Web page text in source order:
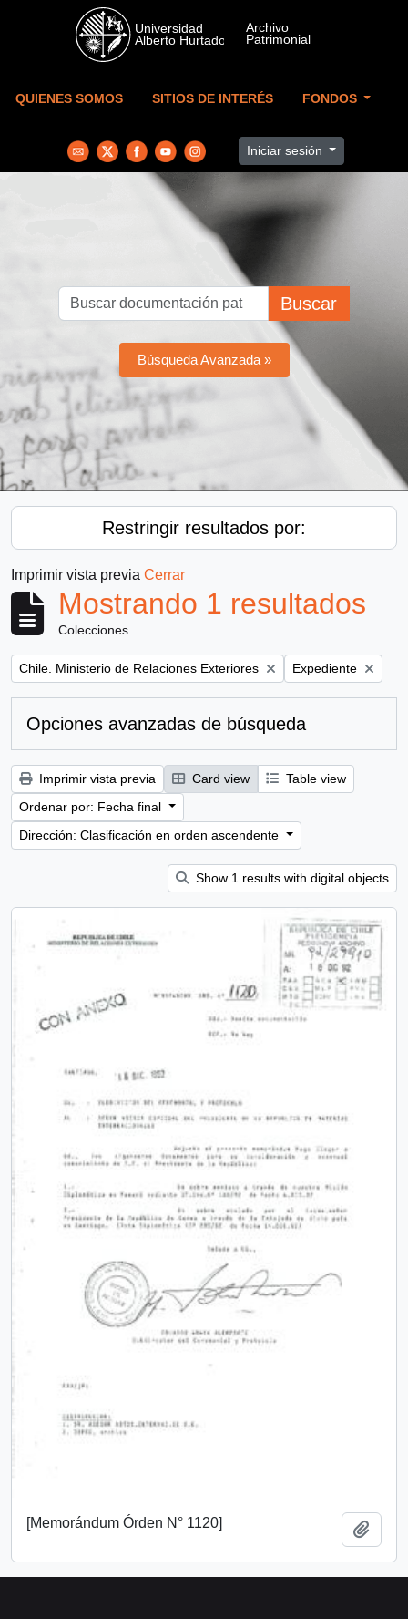
Skip to main content
QUIENES SOMOS SITIOS DE INTERÉS FONDOS
Iniciar sesión
Buscar
Búsqueda Avanzada »
Restringir resultados por:
Imprimir vista previa Cerrar
Mostrando 1 resultados
Colecciones
Remove filter:
Chile. Ministerio de Relaciones Exteriores Remove filter:
Expediente
Opciones avanzadas de búsqueda
Imprimir vista previa Card view
Table view
Ordenar por: Fecha final
Dirección: Clasificación en orden ascendente
Show 1 results with digital objects
[Memorándum Órden N° 1120]